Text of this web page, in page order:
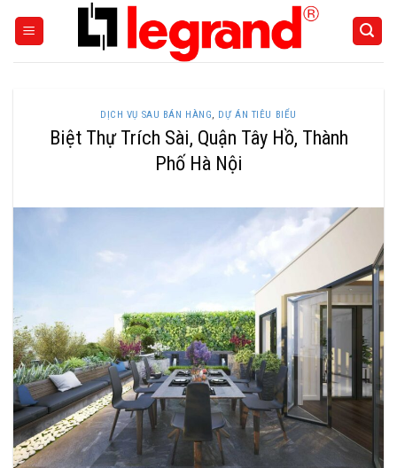
DỊCH VỤ SAU BÁN HÀNG, DỰ ÁN TIÊU BIỂU
Biệt Thự Trích Sài, Quận Tây Hồ, Thành
Phố Hà Nội